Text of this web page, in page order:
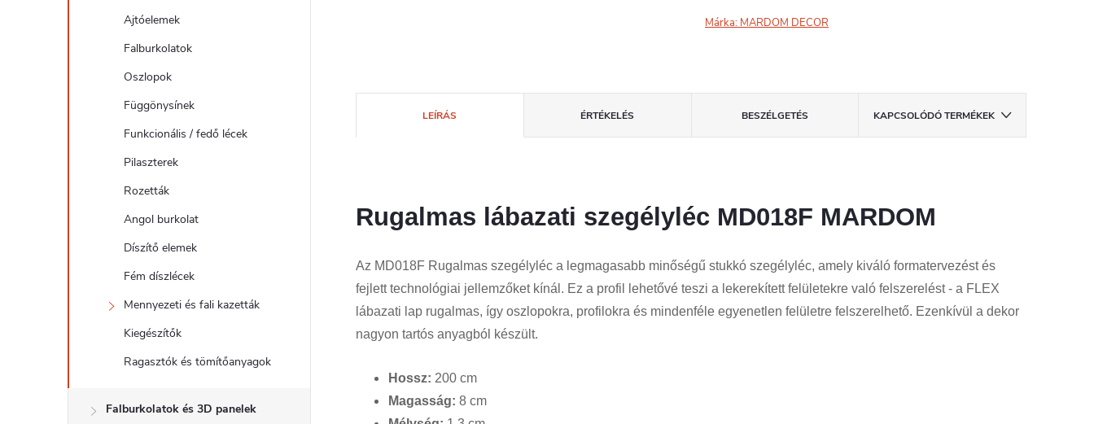
Ajtóelemek
Falburkolatok
Oszlopok
Függönysínek
Funkcionális / fedő lécek
Pilaszterek
Rozetták
Angol burkolat
Díszítő elemek
Fém díszlécek
Mennyezeti és fali kazetták
Kiegészítők
Ragasztók és tömítőanyagok
Falburkolatok és 3D panelek
Márka: MARDOM DECOR
LEÍRÁS ÉRTÉKELÉS BESZÉLGETÉS KAPCSOLÓDÓ TERMÉKEK
Rugalmas lábazati szegélyléc MD018F MARDOM
Az MD018F Rugalmas szegélyléc a legmagasabb minőségű stukkó szegélyléc, amely kiváló formatervezést és
fejlett technológiai jellemzőket kínál. Ez a profil lehetővé teszi a lekerekített felületekre való felszerelést - a FLEX
lábazati lap rugalmas, így oszlopokra, profilokra és mindenféle egyenetlen felületre felszerelhető. Ezenkívül a dekor
nagyon tartós anyagból készült.
Hossz: 200 cm
Magasság: 8 cm